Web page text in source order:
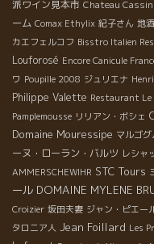
派ワイン見本市 Chateau Cassini
ーム Comax Ethylix 紀子さん 地
カエフェルコフ Bisstro Italien
Louforosé Encore Canicule
ワ Poupille 2008 ジュリエナ
Philippe Valette Restaurant Le
Pamplemousse リリアン・ボシェ
Domaine Mouressipe マルゴ
ーヌ・ローラン・バルツ レシャ
AMMERSCHEWIHR STC Tours
ール DOMAINE MYLENE
Croizier 坂田夫妻 ジャン・ピエー
タロニア人 Jean Foillard Les